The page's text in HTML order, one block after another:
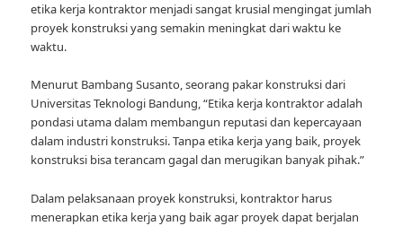
etika kerja kontraktor menjadi sangat krusial mengingat jumlah
proyek konstruksi yang semakin meningkat dari waktu ke
waktu.
Menurut Bambang Susanto, seorang pakar konstruksi dari
Universitas Teknologi Bandung, “Etika kerja kontraktor adalah
pondasi utama dalam membangun reputasi dan kepercayaan
dalam industri konstruksi. Tanpa etika kerja yang baik, proyek
konstruksi bisa terancam gagal dan merugikan banyak pihak.”
Dalam pelaksanaan proyek konstruksi, kontraktor harus
menerapkan etika kerja yang baik agar proyek dapat berjalan